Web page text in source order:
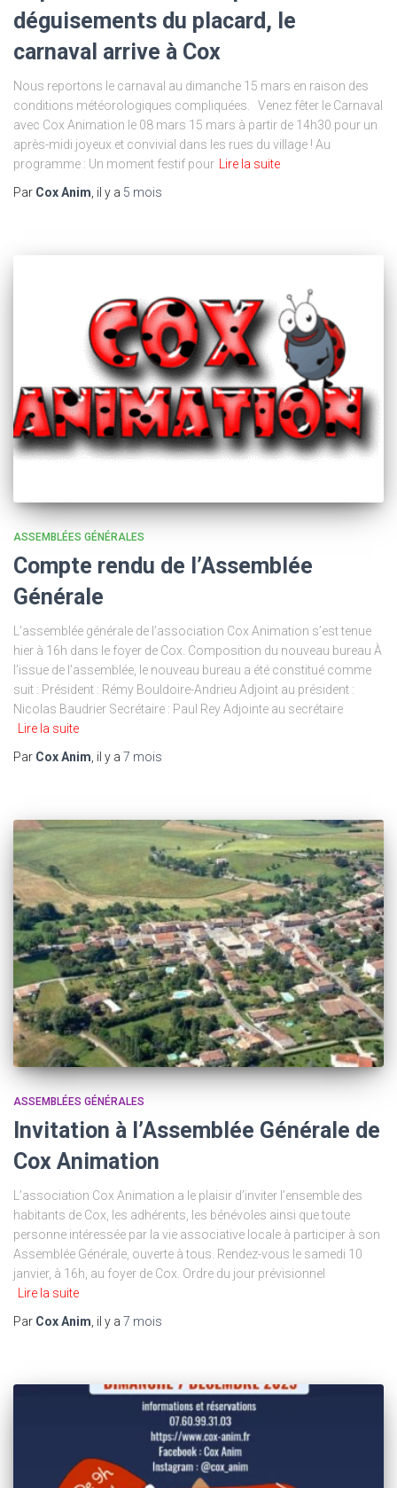
déguisements du placard, le
carnaval arrive à Cox
Nous reportons le carnaval au dimanche 15 mars en raison des
conditions météorologiques compliquées. Venez fêter le Carnaval
avec Cox Animation le 08 mars 15 mars à partir de 14h30 pour un
après-midi joyeux et convivial dans les rues du village ! Au
programme : Un moment festif pour Lire la suite
Par Cox Anim, il y a 5 mois
ASSEMBLÉES GÉNÉRALES
Compte rendu de l’Assemblée
Générale
L’assemblée générale de l’association Cox Animation s’est tenue
hier à 16h dans le foyer de Cox. Composition du nouveau bureau À
l’issue de l’assemblée, le nouveau bureau a été constitué comme
suit : Président : Rémy Bouldoire-Andrieu Adjoint au président :
Nicolas Baudrier Secrétaire : Paul Rey Adjointe au secrétaire
Lire la suite
Par Cox Anim , il y a 7 mois
ASSEMBLÉES GÉNÉRALES
Invitation à l’Assemblée Générale de
Cox Animation
L’association Cox Animation a le plaisir d’inviter l’ensemble des
habitants de Cox, les adhérents, les bénévoles ainsi que toute
personne intéressée par la vie associative locale à participer à son
Assemblée Générale, ouverte à tous. Rendez-vous le samedi 10
janvier, à 16h, au foyer de Cox. Ordre du jour prévisionnel
Lire la suite
Par Cox Anim , il y a 7 mois